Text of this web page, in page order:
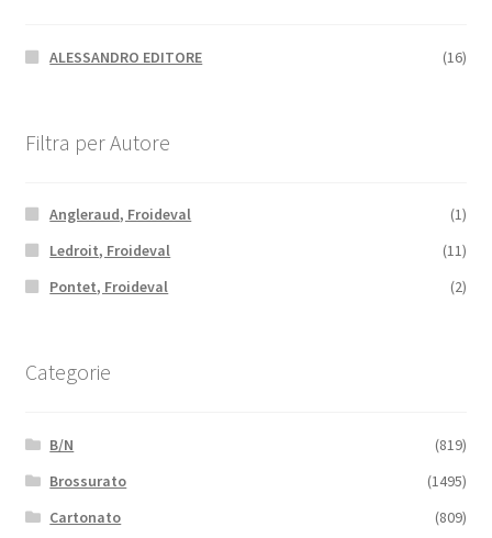
ALESSANDRO EDITORE (16)
Filtra per Autore
Angleraud, Froideval
(1)
Ledroit, Froideval
(11)
Pontet, Froideval
(2)
Categorie
B/N
(819)
Brossurato
(1495)
Cartonato
(809)